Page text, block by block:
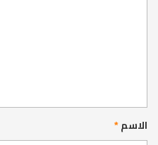
الاسم*